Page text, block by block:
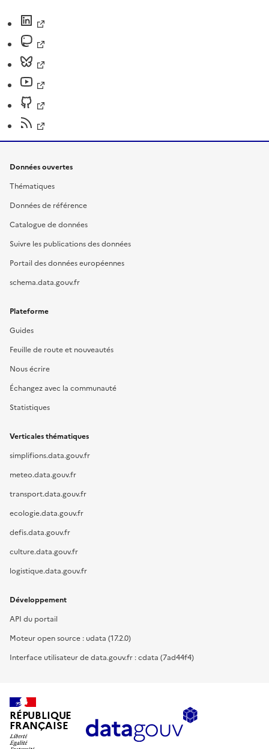
Données ouvertes
Thématiques
Données de référence
Catalogue de données
Suivre les publications des données
Portail des données européennes
schema.data.gouv.fr
Plateforme
Guides
Feuille de route et nouveautés
Nous écrire
Échangez avec la communauté
Statistiques
Verticales thématiques
simplifions.data.gouv.fr
meteo.data.gouv.fr
transport.data.gouv.fr
ecologie.data.gouv.fr
defis.data.gouv.fr
culture.data.gouv.fr
logistique.data.gouv.fr
Développement
API du portail
Moteur open source : udata (17.2.0)
Interface utilisateur de data.gouv.fr : cdata (7ad44f4)
RÉPUBLIQUE
FRANÇAISE